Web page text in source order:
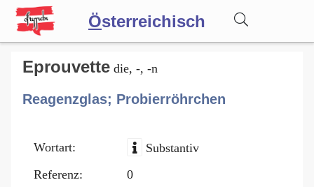
Österreichisch
Wörterbuch
Forum
Blog
Eprouvette die, -, -n
Reagenzglas; Probierröhrchen
Wortart:
Substantiv
Referenz:
0